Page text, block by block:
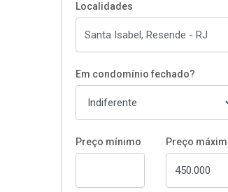
Localidades
Em condomínio fechado?
Preço mínimo Preço